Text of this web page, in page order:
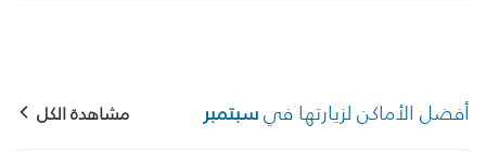
أفضل الأماكن لزيارتها فيسبتمبر مشاهدة الكل